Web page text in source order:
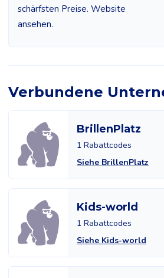
schärfsten Preise. Website
ansehen.
Verbundene
BrillenPlatz
1 Rabattcodes
Siehe BrillenPlatz
Kids-world
1 Rabattcodes
Siehe Kids-world